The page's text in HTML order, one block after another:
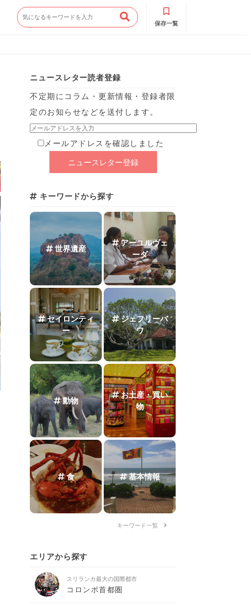
保存一覧
ニュースレター読者登録
不定期にコラム・更新情報・登録者限
定のお知らせなどを送付します。
メールアドレスを確認しました
キーワードから探す
世界遺産
アーユルヴェ
ーダ
セイロンティ
ー
ジェフリーバ
ワ
動物
お土産・買い
物
食 基本情報
キーワード一覧
エリアから探す
スリランカ最大の国際都市
コロンボ首都圏